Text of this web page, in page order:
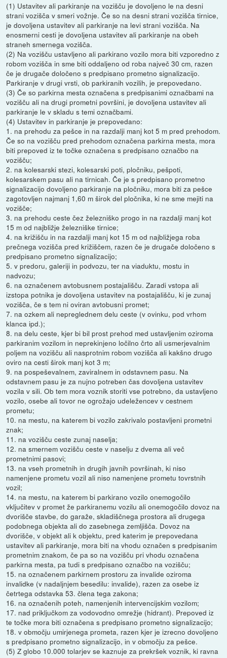
(1) Ustavitev ali parkiranje na vozišču je dovoljeno le na desni
strani vozišča v smeri vožnje. Če so na desni strani vozišča tirnice,
je dovoljena ustavitev ali parkiranje na levi strani vozišča. Na
enosmerni cesti je dovoljena ustavitev ali parkiranje na obeh
straneh smernega vozišča.
(2) Na vozišču ustavljeno ali parkirano vozilo mora biti vzporedno z
robom vozišča in sme biti oddaljeno od roba največ 30 cm, razen
če je drugače določeno s predpisano prometno signalizacijo.
Parkiranje v drugi vrsti, ob parkiranih vozilih, je prepovedano.
(3) Če so parkirna mesta označena s predpisanimi označbami na
vozišču ali na drugi prometni površini, je dovoljena ustavitev ali
parkiranje le v skladu s temi označbami.
(4) Ustavitev in parkiranje je prepovedano:
1. na prehodu za pešce in na razdalji manj kot 5 m pred prehodom.
Če so na vozišču pred prehodom označena parkirna mesta, mora
biti prepoved iz te točke označena s predpisano označbo na
vozišču;
2. na kolesarski stezi, kolesarski poti, pločniku, pešpoti,
kolesarskem pasu ali na tirnicah. Če je s predpisano prometno
signalizacijo dovoljeno parkiranje na pločniku, mora biti za pešce
zagotovljen najmanj 1,60 m širok del pločnika, ki ne sme mejiti na
vozišče;
3. na prehodu ceste čez železniško progo in na razdalji manj kot
15 m od najbližje železniške tirnice;
4. na križišču in na razdalji manj kot 15 m od najbližjega roba
prečnega vozišča pred križiščem, razen če je drugače določeno s
predpisano prometno signalizacijo;
5. v predoru, galeriji in podvozu, ter na viaduktu, mostu in
nadvozu;
6. na označenem avtobusnem postajališču. Zaradi vstopa ali
izstopa potnika je dovoljena ustavitev na postajališču, ki je zunaj
vozišča, če s tem ni oviran avtobusni promet;
7. na ozkem ali nepreglednem delu ceste (v ovinku, pod vrhom
klanca ipd.);
8. na delu ceste, kjer bi bil prost prehod med ustavljenim oziroma
parkiranim vozilom in neprekinjeno ločilno črto ali usmerjevalnim
poljem na vozišču ali nasprotnim robom vozišča ali kakšno drugo
oviro na cesti širok manj kot 3 m;
9. na pospeševalnem, zaviralnem in odstavnem pasu. Na
odstavnem pasu je za nujno potreben čas dovoljena ustavitev
vozila v sili. Ob tem mora voznik storiti vse potrebno, da ustavljeno
vozilo, osebe ali tovor ne ogrožajo udeležencev v cestnem
prometu;
10. na mestu, na katerem bi vozilo zakrivalo postavljeni prometni
znak;
11. na vozišču ceste zunaj naselja;
12. na smernem vozišču ceste v naselju z dvema ali več
prometnimi pasovi;
13. na vseh prometnih in drugih javnih površinah, ki niso
namenjene prometu vozil ali niso namenjene prometu tovrstnih
vozil;
14. na mestu, na katerem bi parkirano vozilo onemogočilo
vključitev v promet že parkiranemu vozilu ali onemogočilo dovoz na
dvorišče stavbe, do garaže, skladiščnega prostora ali drugega
podobnega objekta ali do zasebnega zemljišča. Dovoz na
dvorišče, v objekt ali k objektu, pred katerim je prepovedana
ustavitev ali parkiranje, mora biti na vhodu označen s predpisanim
prometnim znakom, če pa so na vozišču pri vhodu označena
parkirna mesta, pa tudi s predpisano označbo na vozišču;
15. na označenem parkirnem prostoru za invalide oziroma
invalidke (v nadaljnjem besedilu: invalide), razen za osebe iz
četrtega odstavka 53. člena tega zakona;
16. na označenih poteh, namenjenih intervencijskim vozilom;
17. nad priključkom za vodovodno omrežje (hidrant). Prepoved iz
te točke mora biti označena s predpisano prometno signalizacijo;
18. v območju umirjenega prometa, razen kjer je izrecno dovoljeno
s predpisano prometno signalizacijo, in v območju za pešce.
(5) Z globo 10.000 tolarjev se kaznuje za prekršek voznik, ki ravna